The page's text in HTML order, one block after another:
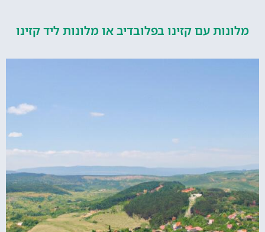
עם קזינו בפלובדיב או מלונות ליד קזינו